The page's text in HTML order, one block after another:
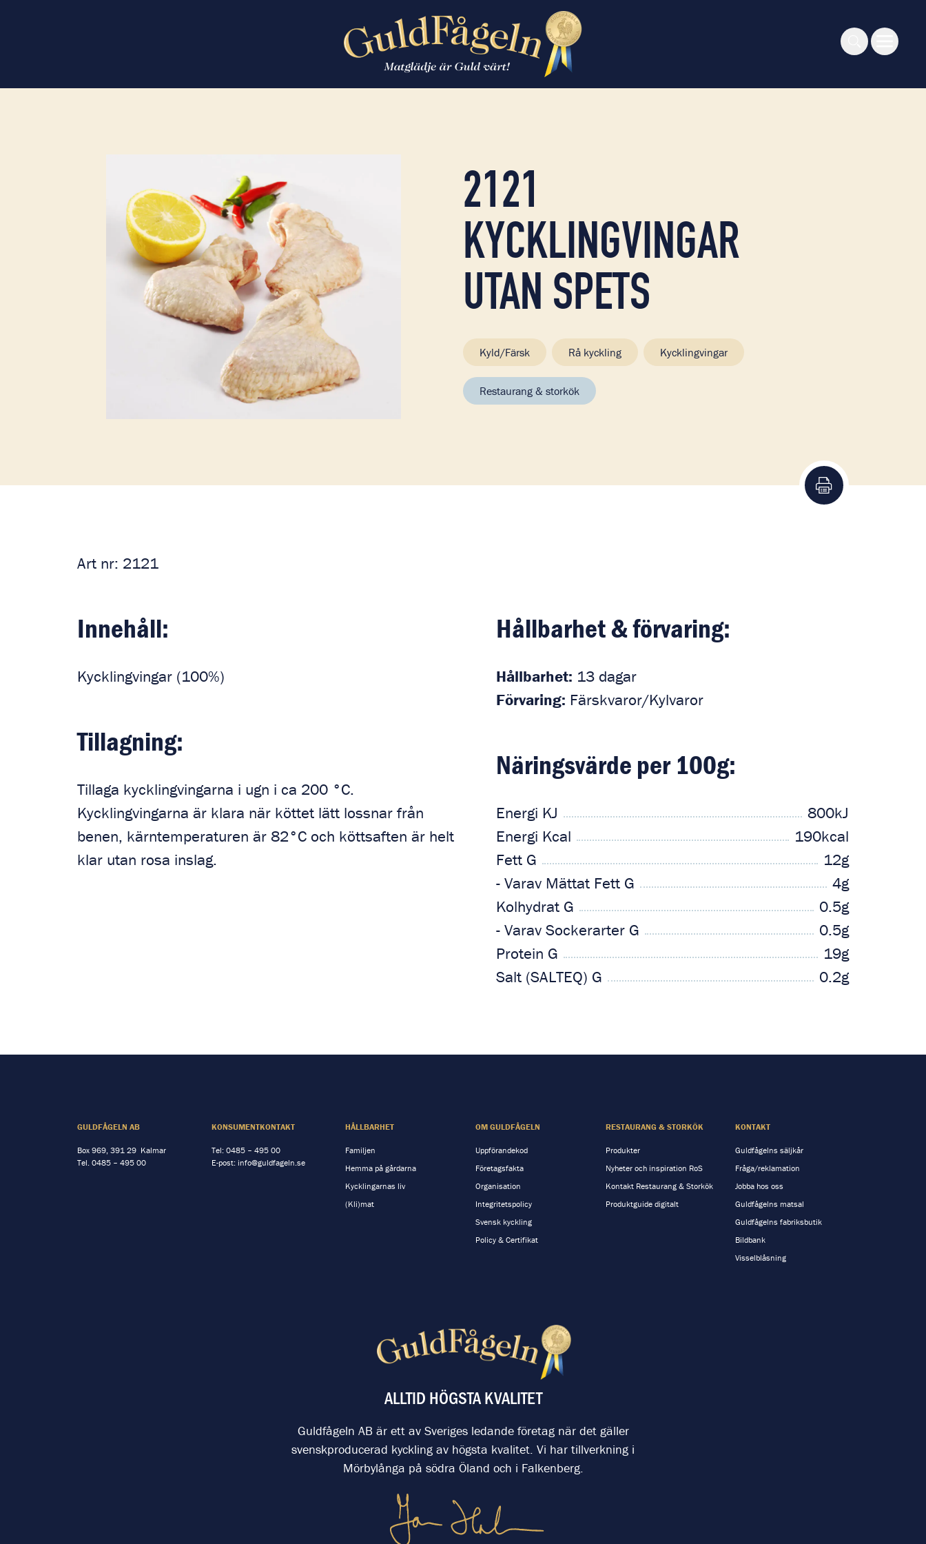
2121
KYCKLINGVINGAR
UTAN SPETS
Kyld/Färsk Rå kyckling Kycklingvingar
Restaurang & storkök
Skriv ut recept
Art nr: 2121
Innehåll:
Kycklingvingar (100%)
Tillagning:
Tillaga kycklingvingarna i ugn i ca 200 °C.
Kycklingvingarna är klara när köttet lätt lossnar från
benen, kärntemperaturen är 82°C och köttsaften är helt
klar utan rosa inslag.
Hållbarhet & förvaring:
Hållbarhet: 13 dagar
Förvaring: Färskvaror/Kylvaror
Näringsvärde per 100g:
Energi KJ
800kJ
Energi Kcal
190kcal
Fett G
12g
- Varav Mättat Fett G
4g
Kolhydrat G
0.5g
- Varav Sockerarter G
0.5g
Protein G
19g
Salt (SALTEQ) G
0.2g
GULDFÅGELN AB
Box 969, 391 29 Kalmar
Tel. 0485 – 495 00
KONSUMENTKONTAKT
Tel: 0485 – 495 00
E-post: info@guldfageln.se
HÅLLBARHET
Familjen
Hemma på gårdarna
Kycklingarnas liv
(Kli)mat
OM GULDFÅGELN
Uppförandekod
Företagsfakta
Organisation
Integritetspolicy
Svensk kyckling
Policy & Certifikat
RESTAURANG & STORKÖK
Produkter
Nyheter och inspiration RoS
Kontakt Restaurang & Storkök
Produktguide digitalt
KONTAKT
Guldfågelns säljkår
Fråga/reklamation
Jobba hos oss
Guldfågelns matsal
Guldfågelns fabriksbutik
Bildbank
Visselblåsning
ALLTID HÖGSTA KVALITET
Guldfågeln AB är ett av Sveriges ledande företag när det gäller
svenskproducerad kyckling av högsta kvalitet. Vi har tillverkning i
Mörbylånga på södra Öland och i Falkenberg.